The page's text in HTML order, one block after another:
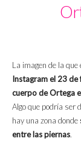
La imagen de la
Instagram el 23
cuerpo de Ortega
Algo que podría ser
hay una zona donde
entre las piernas.